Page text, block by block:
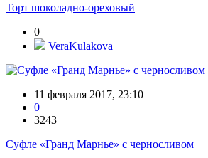
Торт шоколадно-ореховый
0
VeraKulakova
11 февраля 2017, 23:10
0
3243
Суфле «Гранд Марнье» с черносливом